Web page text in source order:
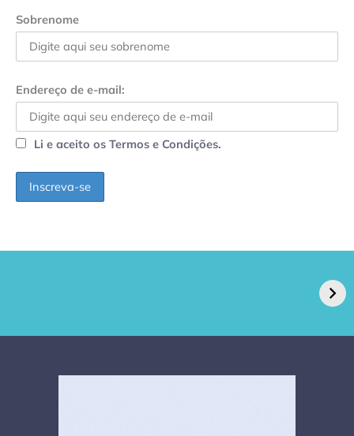
Sobrenome
Endereço de e-mail:
Li e aceito os Termos e Condições.